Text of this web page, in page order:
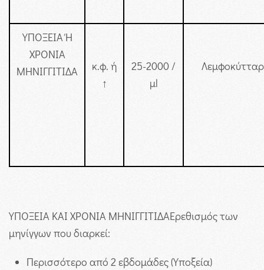
ΥΠΟΞΕΙΑ Ή
ΧΡΟΝΙΑ
ΜΗΝΙΓΓΙΤΙΔΑ
κ.φ. ή
↑
25-2000 /
μl
ΥΠΟΞΕΙΑ ΚΑΙ ΧΡΟΝΙΑ ΜΗΝΙΓΓΙΤΙΔΑΕρεθισμός των
μηνίγγων που διαρκεί:
Περισσότερο από 2 εβδομάδες (Υποξεία)